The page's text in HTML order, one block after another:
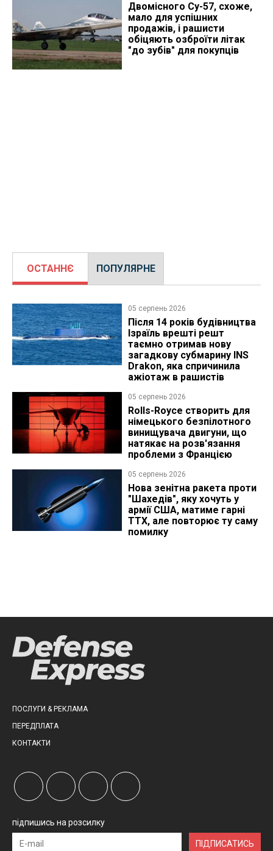
Двомісного Су-57, схоже,
мало для успішних
продажів, і рашисти
обіцяють озброїти літак
"до зубів" для покупців
ОСТАННЄ ПОПУЛЯРНЕ
05 серпень 2026
Після 14 років будівництва
Ізраїль врешті решт
таємно отримав нову
загадкову субмарину INS
Drakon, яка спричинила
ажіотаж в рашистів
05 серпень 2026
Rolls-Royce створить для
німецького безпілотного
винищувача двигуни, що
натякає на розв'язання
проблеми з Францією
05 серпень 2026
Нова зенітна ракета проти
"Шахедів", яку хочуть у
армії США, матиме гарні
ТТХ, але повторює ту саму
помилку
ПОСЛУГИ & РЕКЛАМА
ПЕРЕДПЛАТА
КОНТАКТИ
підпишись на розсилку
ПІДПИСАТИСЬ